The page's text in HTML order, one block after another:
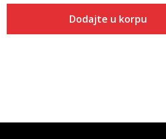
Dodajte u korpu